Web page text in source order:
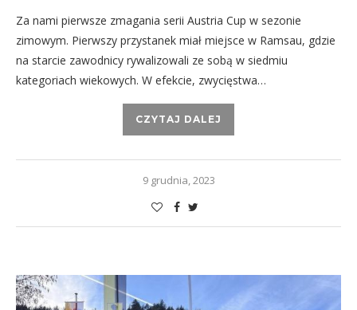
Za nami pierwsze zmagania serii Austria Cup w sezonie
zimowym. Pierwszy przystanek miał miejsce w Ramsau, gdzie
na starcie zawodnicy rywalizowali ze sobą w siedmiu
kategoriach wiekowych. W efekcie, zwycięstwa…
CZYTAJ DALEJ
9 grudnia, 2023